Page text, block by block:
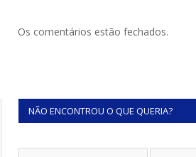
Os comentários estão fechados.
NÃO ENCONTROU O QUE QUERIA?